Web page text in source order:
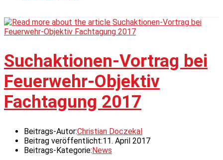
Suchaktionen-Vortrag bei
Feuerwehr-Objektiv
Fachtagung 2017
Beitrags-Autor:Christian Doczekal
Beitrag veröffentlicht:11. April 2017
Beitrags-Kategorie: News